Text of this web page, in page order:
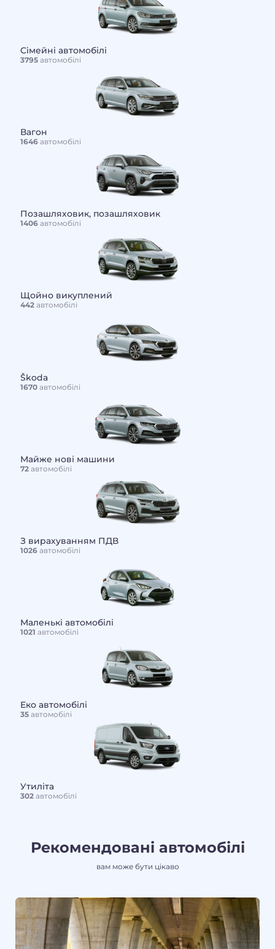
Сімейні автомобілі
3795автомобілі
Вагон
1646автомобілі
Позашляховик, позашляховик
1406автомобілі
Щойно викуплений
442автомобілі
Škoda
1670автомобілі
Майже нові машини
72автомобілі
З вирахуванням ПДВ
1026автомобілі
Маленькі автомобілі
1021 автомобілі
Еко автомобілі
35автомобілі
Утиліта
302автомобілі
Рекомендовані автомобілі
вам може бути цікаво